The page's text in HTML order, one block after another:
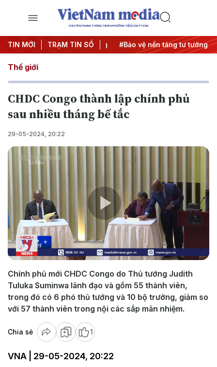
CHUYÊN TRANG THÔNG TIN ĐA PHƯƠNG TIỆN CỦA TTXVN
TIN MỚI TRẠM TIN SỐ
#An ninh năng lượng #Bảo vệ nền tảng tư tưởng
Thế giới
CHDC Congo thành lập chính phủ
sau nhiều tháng bế tắc
29-05-2024, 20:22
Play
Video
Chính phủ mới CHDC Congo do Thủ tướng Judith
Tuluka Suminwa lãnh đạo và gồm 55 thành viên,
trong đó có 6 phó thủ tướng và 10 bộ trưởng, giảm so
với 57 thành viên trong nội các sắp mãn nhiệm.
Chia sẻ 1
VNA | 29-05-2024, 20:22